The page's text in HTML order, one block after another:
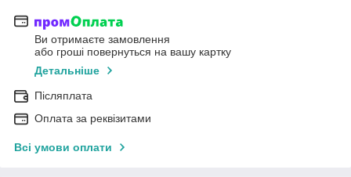
Ви отримаєте замовлення
або гроші повернуться на вашу картку
Детальніше
Післяплата
Оплата за реквізитами
Всі умови оплати